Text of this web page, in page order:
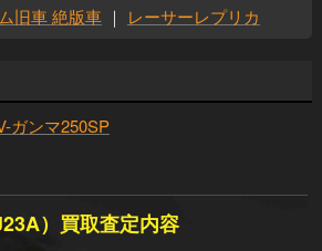
旧車 絶版車 ｜ レーサーレプリカ
ガンマ250SP
）買取査定内容